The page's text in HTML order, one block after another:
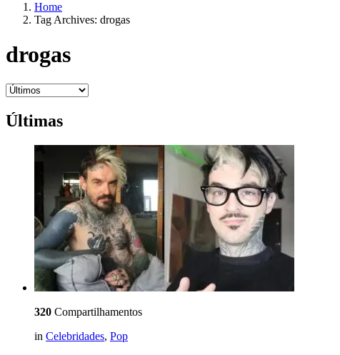
Home
Tag Archives: drogas
drogas
Últimas
320 Compartilhamentos
in Celebridades, Pop